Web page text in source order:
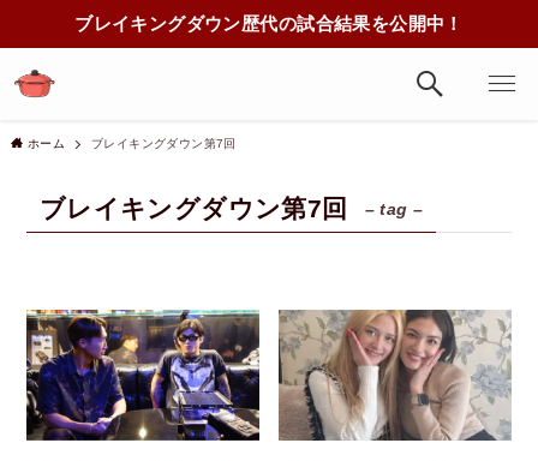
ブレイキングダウン歴代の試合結果を公開中！
ホーム ブレイキングダウン第7回
ブレイキングダウン第7回 – tag –